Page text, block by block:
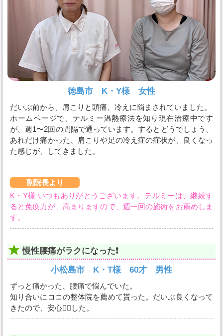
徳島市 K・Y様 女性
だいぶ前から、肩こりと頭痛、冷えに悩まされていました。
ホームページで、テルミー温熱療法を知り現在治療中です
が、週1〜2回の間隔で通っています。するとどうでしょう、
あれだけ痛かった、肩こりや足の冷え症の症状が、良くなっ
た感じが、してきました。
副院長より
K・Y様 いつもありがとうございます。テルミーは、継続す
ると免疫力が、高まりますので、週一回の施術をお薦めしま
す。
慢性腰痛がラクになった❗️
小松島市 K・T様 60才 男性
ずっと痛かった、腰痛で悩んでいた。
知り合いにココの整体院を薦めて貰った。だいぶ良くなって
きたので、安心😮‍💨した。